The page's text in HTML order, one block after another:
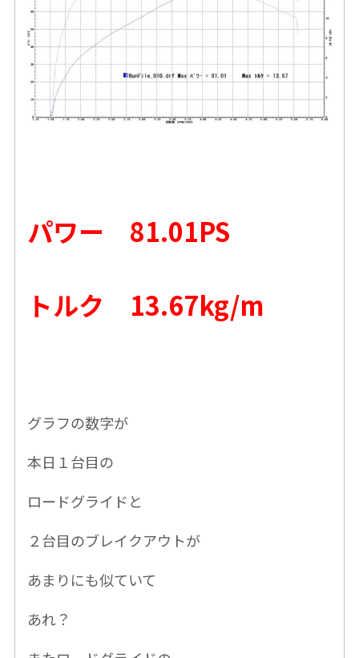
パワー 81.01PS
トルク 13.67kg/m
グラフの数字が
本日１台目の
ロードグライドと
２台目のブレイクアウトが
あまりにも似ていて
あれ？